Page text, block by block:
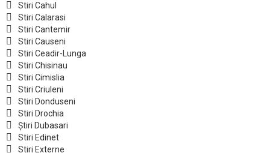
Stiri Cahul
Stiri Calarasi
Stiri Cantemir
Stiri Causeni
Stiri Ceadir-Lunga
Stiri Chisinau
Stiri Cimislia
Stiri Criuleni
Stiri Donduseni
Stiri Drochia
Știri Dubasari
Stiri Edinet
Stiri Externe